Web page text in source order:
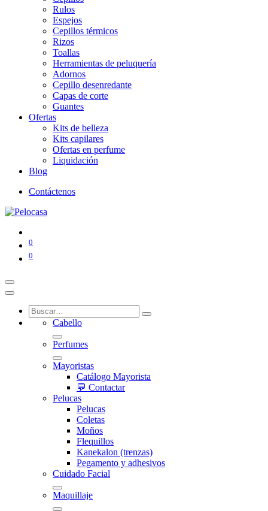
Rulos
Espejos
Cepillos térmicos
Rizos
Toallas
Herramientas de peluquería
Adornos
Cepillo desenredante
Capas de corte
Guantes
Ofertas
Kits de belleza
Kits capilares
Ofertas en perfume
Liquidación
Blog
Contáctenos
0
0
Cabello
Perfumes
Mayoristas
Catálogo Mayorista
💬 Contactar
Pelucas
Pelucas
Coletas
Moños
Flequillos
Kanekalon (trenzas)
Pegamento y adhesivos
Cuidado Facial
Maquillaje